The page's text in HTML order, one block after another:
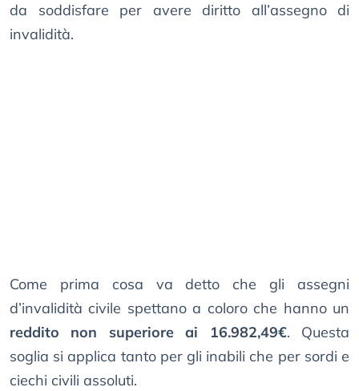
da soddisfare per avere diritto all’assegno di
invalidità.
Come prima cosa va detto che gli assegni
d’invalidità civile spettano a coloro che hanno un
reddito non superiore ai 16.982,49€. Questa
soglia si applica tanto per gli inabili che per sordi e
ciechi civili assoluti.